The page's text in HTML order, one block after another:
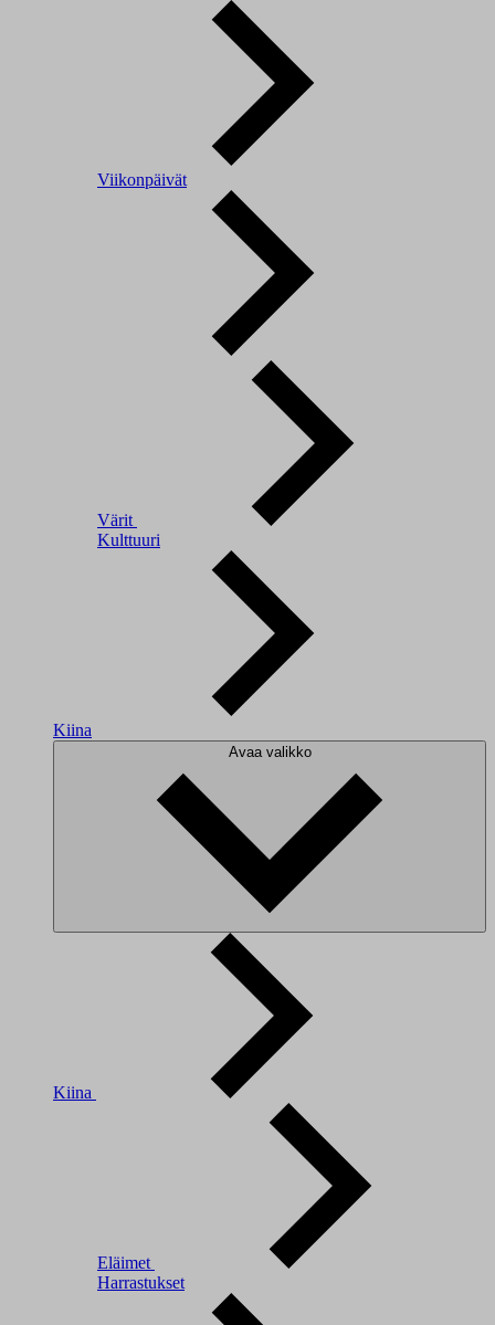
Viikonpäivät
Värit
Kulttuuri
Kiina
Avaa valikko
Kiina
Eläimet
Harrastukset